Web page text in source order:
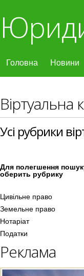
Головна Новини
Віртуальна
Усі рубрики
Для полегшення
оберить рубрику
Цивільне право
Земельне право
Нотаріат
Податки
Реклама